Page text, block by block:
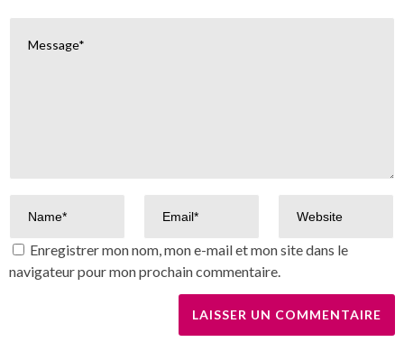
Enregistrer mon nom, mon e-mail et mon site dans le
navigateur pour mon prochain commentaire.